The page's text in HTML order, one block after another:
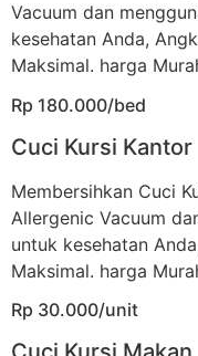
Vacuum dan
kesehatan Anda,
Maksimal. harga
Rp 180.000/bed
Cuci Kursi Kantor
Membersihkan Cuci
Allergenic Vacuum
untuk kesehatan
Maksimal. harga
Rp 30.000/unit